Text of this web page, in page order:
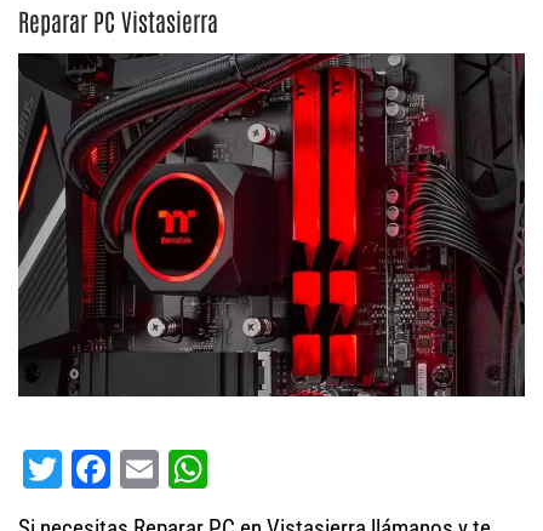
Reparar PC Vistasierra
T
Fa
ce
E
ha